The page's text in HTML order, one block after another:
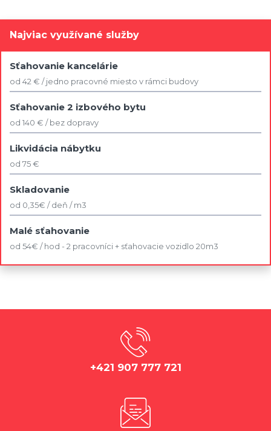
Najviac využívané služby
Sťahovanie kancelárie
od 42 € / jedno pracovné miesto v rámci budovy
Sťahovanie 2 izbového bytu
od 140 € / bez dopravy
Likvidácia nábytku
od 75 €
Skladovanie
od 0,35€ / deň / m3
Malé sťahovanie
od 54€ / hod - 2 pracovníci + sťahovacie vozidlo 20m3
+421 907 777 721